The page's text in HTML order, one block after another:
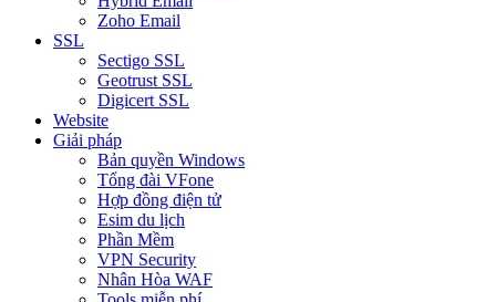
Zoho Email
SSL
Sectigo SSL
Geotrust SSL
Digicert SSL
Website
Giải pháp
Bản quyền Windows
Tổng đài VFone
Hợp đồng điện tử
Esim du lịch
Phần Mềm
VPN Security
Nhân Hòa WAF